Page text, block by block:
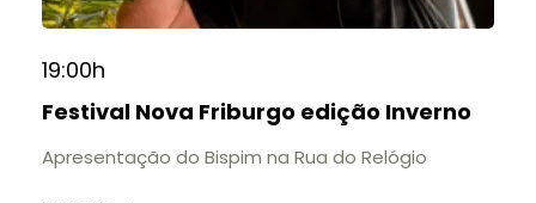
19:00h
Festival Nova Friburgo edição Inverno
Apresentação do Bispim na Rua do Relógio